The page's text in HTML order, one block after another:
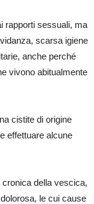
rapporti sessuali, ma
scarsa igiene
anche perché
vivono abitualmente
cistite di origine
effettuare alcune
cronica della vescica,
le cui cause